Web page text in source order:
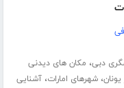
دبی، مکان های دیدنی
،شهرهای امارات،آشنایی